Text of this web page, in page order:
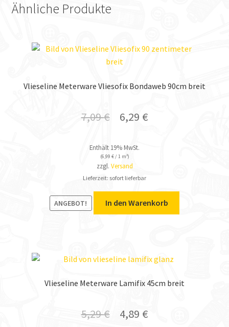
Ähnliche Produkte
Vlieseline Meterware Vliesofix Bondaweb 90cm breit
7,09€ 6,29 €
Enthält 19% MwSt.
(6,99 €/ 1 m²)
zzgl. Versand
Lieferzeit: sofort lieferbar
ANGEBOT! In den Warenkorb
Vlieseline Meterware Lamifix 45cm breit
5,29€ 4,89 €